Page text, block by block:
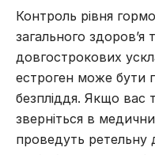
Контроль рівня
загального здоров’я
довгострокових
естроген може бути
безпліддя. Якщо вас
зверніться в
проведуть ретельну